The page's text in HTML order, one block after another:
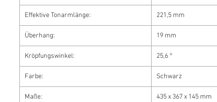
Effektive Tonarmlänge: 221,5 mm
Überhang: 19 mm
Kröpfungswinkel: 25,6 °
Farbe: Schwarz
Maße: 435 x 367 x 145 mm